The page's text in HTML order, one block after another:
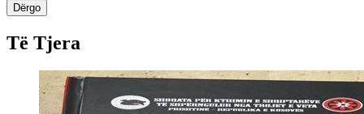
Dërgo
Të Tjera